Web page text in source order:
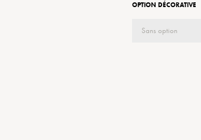
OPTION DÉCORATIVE